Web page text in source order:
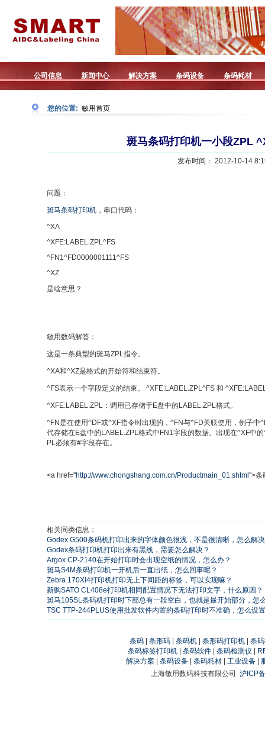
公司信息 新闻中心 解决方案 条码设备 条码耗材
您的位置: 敏用首页
斑马条码打印机一小段ZPL
发布时间： 2012-10-14
问题：
斑马条码打印机，串口代码：
^XA
^XFE:LABEL.ZPL^FS
^FN1^FD0000001111^FS
^XZ
是啥意思？
敏用数码解答：
这是一条典型的斑马ZPL指令。
^XA和^XZ是格式的开始符和结束符。
^FS表示一个字段定义的结束。 ^XFE:LABEL.ZPL^FS 和
^XFE:LABEL.ZPL：调用已存储于E盘中的LABEL.ZPL格式。
^FN是在使用^DF或^XF指令时出现的，^FN与^FD关联使用，例子
代存储在E盘中的LABEL.ZPL格式中FN1字段的数据。出现在^XF中
PL必须有#字段存在。
<a href="http://www.chongshang.com.cn/Productmain_01.shtml ">条
相关同类信息：
Godex G500条码机打印出来的字体颜色很浅，不是很清晰，怎么解
Godex条码打印机打印出来有黑线，需要怎么解决？
Argox CP-2140在开始打印时会出现空纸的情况，怎么办？
斑马S4M条码打印机一开机后一直出纸，怎么回事呢？
Zebra 170Xi4打印机打印无上下间距的标签，可以实现嘛？
新购SATO CL408e打印机相同配置情况下无法打印文字，什么原因？
斑马105SL条码机打印时下部总有一段空白，也就是最开始部分，怎
TSC TTP-244PLUS使用批发软件内置的条码打印时不准确，怎么设
条码 条形码 条码机 条形码打印机
条
条码标签打印机| 条码软件| 条码检测仪
解决方案
条码设备 条码耗材 工业设备
上海敏用数码科技有限公司 沪ICP